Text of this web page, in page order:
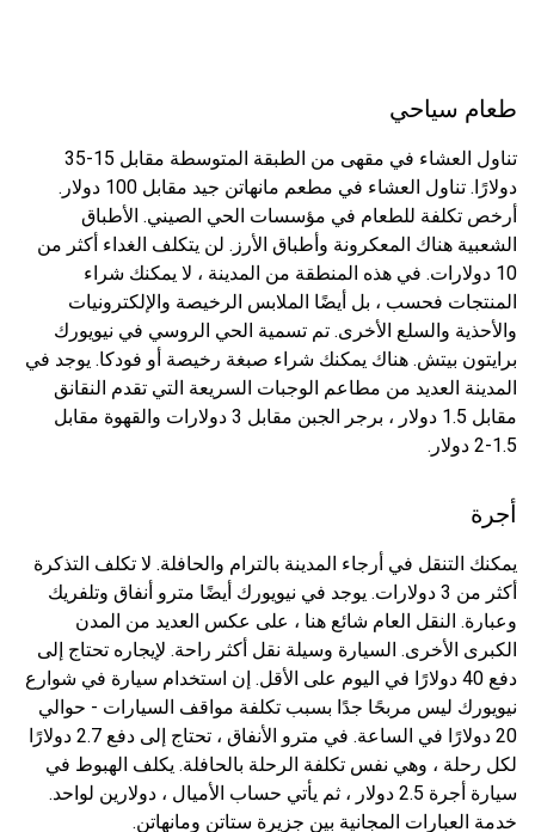
طعام سياحي
تناول العشاء في مقهى من الطبقة المتوسطة مقابل 15-35
دولارًا. تناول العشاء في مطعم مانهاتن جيد مقابل 100 دولار.
أرخص تكلفة للطعام في مؤسسات الحي الصيني. الأطباق
الشعبية هناك المعكرونة وأطباق الأرز. لن يتكلف الغداء أكثر من
10 دولارات. في هذه المنطقة من المدينة ، لا يمكنك شراء
المنتجات فحسب ، بل أيضًا الملابس الرخيصة والإلكترونيات
والأحذية والسلع الأخرى. تم تسمية الحي الروسي في نيويورك
برايتون بيتش. هناك يمكنك شراء صبغة رخيصة أو فودكا. يوجد في
المدينة العديد من مطاعم الوجبات السريعة التي تقدم النقانق
مقابل 1.5 دولار ، برجر الجبن مقابل 3 دولارات والقهوة مقابل
1.5-2 دولار.
أجرة
يمكنك التنقل في أرجاء المدينة بالترام والحافلة. لا تكلف التذكرة
أكثر من 3 دولارات. يوجد في نيويورك أيضًا مترو أنفاق وتلفريك
وعبارة. النقل العام شائع هنا ، على عكس العديد من المدن
الكبرى الأخرى. السيارة وسيلة نقل أكثر راحة. لإيجاره تحتاج إلى
دفع 40 دولارًا في اليوم على الأقل. إن استخدام سيارة في شوارع
نيويورك ليس مربحًا جدًا بسبب تكلفة مواقف السيارات - حوالي
20 دولارًا في الساعة. في مترو الأنفاق ، تحتاج إلى دفع 2.7 دولارًا
لكل رحلة ، وهي نفس تكلفة الرحلة بالحافلة. يكلف الهبوط في
سيارة أجرة 2.5 دولار ، ثم يأتي حساب الأميال ، دولارين لواحد.
خدمة العبارات المجانية بين جزيرة ستاتن ومانهاتن.